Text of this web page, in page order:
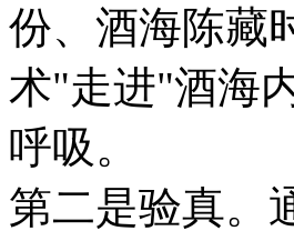
份、酒海陈藏
术"走进"酒海
呼吸。
第二是验真。